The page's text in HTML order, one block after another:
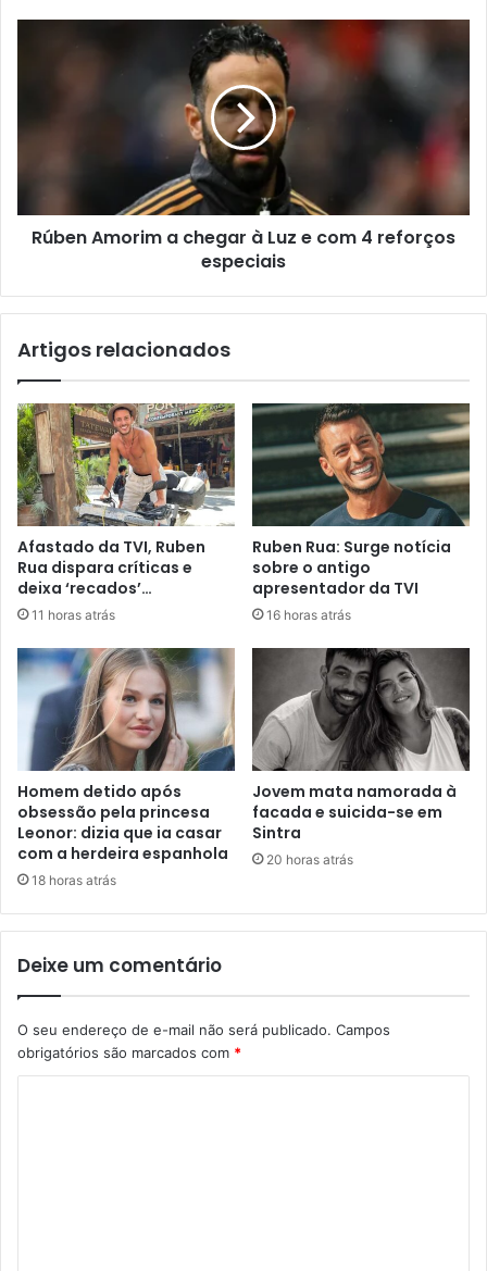
Rúben Amorim a chegar à Luz e com 4 reforços
especiais
Artigos relacionados
Afastado da TVI, Ruben
Rua dispara críticas e
deixa ‘recados’…
11 horas atrás
Ruben Rua: Surge notícia
sobre o antigo
apresentador da TVI
16 horas atrás
Homem detido após
obsessão pela princesa
Leonor: dizia que ia casar
com a herdeira espanhola
18 horas atrás
Jovem mata namorada à
facada e suicida-se em
Sintra
20 horas atrás
Deixe um comentário
O seu endereço de e-mail não será publicado. Campos
obrigatórios são marcados com *